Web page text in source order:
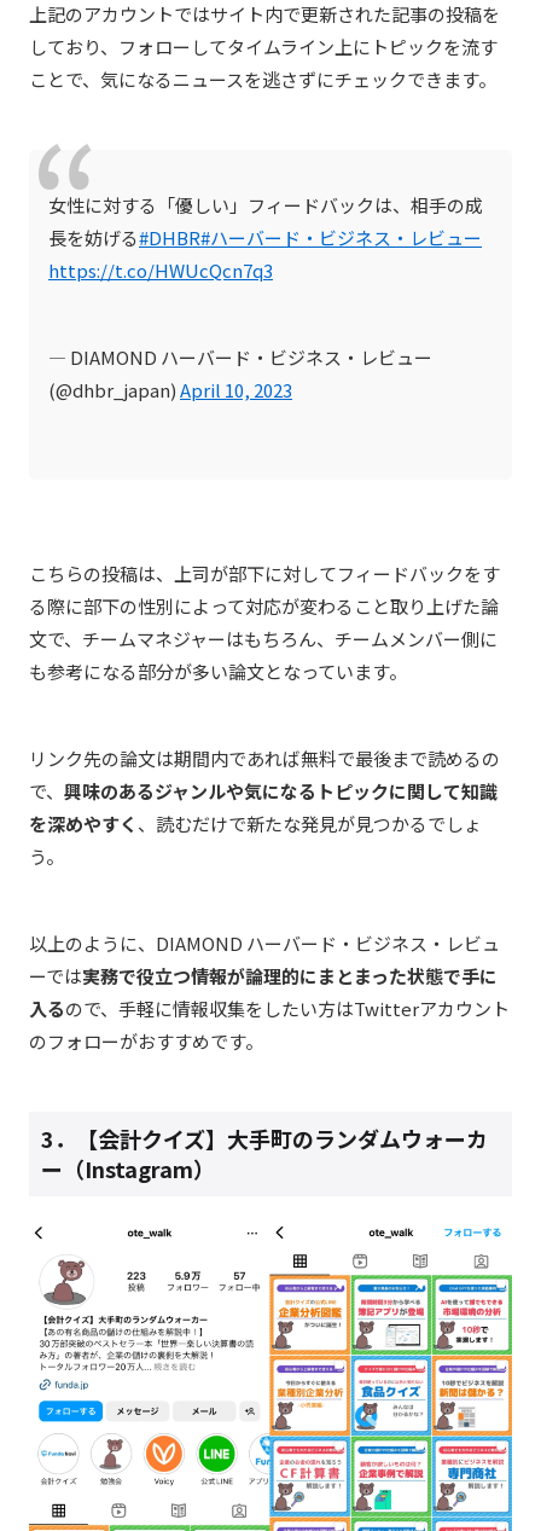
上記のアカウントではサイト内で更新された記事の投稿を
しており、フォローしてタイムライン上にトピックを流す
ことで、気になるニュースを逃さずにチェックできます。
女性に対する「優しい」フィードバックは、相手の成
長を妨げる#DHBR#ハーバード・ビジネス・レビュー
https://t.co/HWUcQcn7q3
— DIAMOND ハーバード・ビジネス・レビュー
(@dhbr_japan)April 10, 2023
こちらの投稿は、上司が部下に対してフィードバックをす
る際に部下の性別によって対応が変わること取り上げた論
文で、チームマネジャーはもちろん、チームメンバー側に
も参考になる部分が多い論文となっています。
リンク先の論文は期間内であれば無料で最後まで読めるの
で、 興味のあるジャンルや気になるトピックに関して知識
を深めやすく 、読むだけで新たな発見が見つかるでしょ
う。
以上のように、DIAMOND ハーバード・ビジネス・レビュ
ーでは実務で役立つ情報が論理的にまとまった状態で手に
入るので、手軽に情報収集をしたい方はTwitterアカウント
のフォローがおすすめです。
3．【会計クイズ】大手町のランダムウォーカ
ー（Instagram）